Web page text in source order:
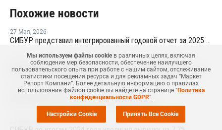
Похожие новости
27 Мая, 2026
СИБУР представил интегрированный годовой отчет за 2025 год
28 Января,2026
Доля России в мировом производстве нефтехимии выросла до 2,5%
25 Декабря,2025
КОС и НКНХ отчитались о снижении прибыли
2025
Мы используем файлы cookieв различных целях, включая
соблюдение мер безопасности, обеспечение наилучшего
пользовательского опыта при работе с нашим сайтом, отслеживание
статистики посещения ресурса и для рекламных задач “Маркет
Репорт Компани”. Более детальную информацию о правилах
использования файлов cookie вы найдёте на странице "Политика
конфиденциальности GDPR".
Настройки Cookie Принять Все Cookie